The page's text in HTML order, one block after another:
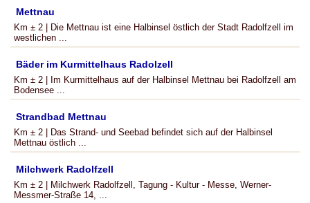
Mettnau
Km ± 2 | Die Mettnau ist eine Halbinsel östlich der Stadt Radolfzell im
westlichen ...
Bäder im Kurmittelhaus Radolzell
Km ± 2 | Im Kurmittelhaus auf der Halbinsel Mettnau bei Radolfzell am
Bodensee ...
Strandbad Mettnau
Km ± 2 | Das Strand- und Seebad befindet sich auf der Halbinsel
Mettnau östlich ...
Milchwerk Radolfzell
Km ± 2 | Milchwerk Radolfzell, Tagung - Kultur - Messe, Werner-
Messmer-Straße 14, ...